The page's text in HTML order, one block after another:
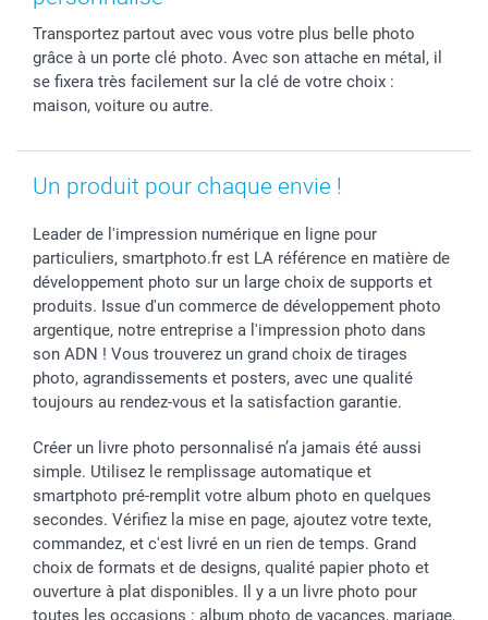
Dénicheur d'idées cadeau
Baptême
Toussaint
Rentrée des classes
Vacances
Gestion des cookies
Tarifs
Partenariats & Influence
Livraison
Modes de paiement
Grandes quantités
Transportez partout avec vous votre plus belle photo
grâce à un porte clé photo. Avec son attache en métal, il
se fixera très facilement sur la clé de votre choix :
maison, voiture ou autre.
Un produit pour chaque envie !
Leader de l'impression numérique en ligne pour
particuliers, smartphoto.fr est LA référence en matière de
développement photo sur un large choix de supports et
produits. Issue d'un commerce de développement photo
argentique, notre entreprise a l'impression photo dans
son ADN ! Vous trouverez un grand choix de tirages
photo, agrandissements et posters, avec une qualité
toujours au rendez-vous et la satisfaction garantie.
Créer un livre photo personnalisé n’a jamais été aussi
simple. Utilisez le remplissage automatique et
smartphoto pré-remplit votre album photo en quelques
secondes. Vérifiez la mise en page, ajoutez votre texte,
commandez, et c'est livré en un rien de temps. Grand
choix de formats et de designs, qualité papier photo et
ouverture à plat disponibles. Il y a un livre photo pour
toutes les occasions : album photo de vacances, mariage,